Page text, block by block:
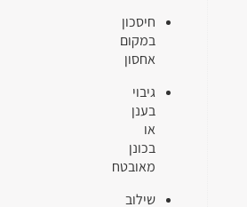
חיסכון
במקום
אחסון
גיבוי
בענן
או
בכונן
מאובטח
שילוב